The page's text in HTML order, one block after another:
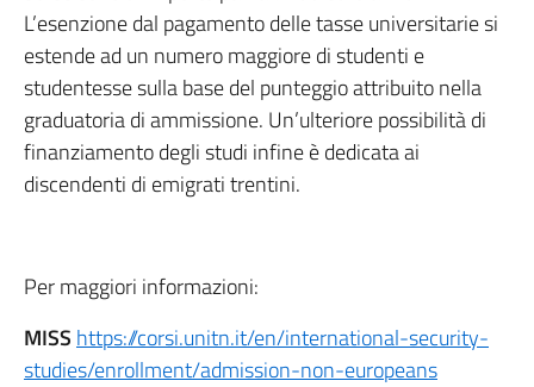
L’esenzione dal pagamento delle tasse universitarie si
estende ad un numero maggiore di studenti e
studentesse sulla base del punteggio attribuito nella
graduatoria di ammissione. Un’ulteriore possibilità di
finanziamento degli studi infine è dedicata ai
discendenti di emigrati trentini.
Per maggiori informazioni:
MISS https://corsi.unitn.it/en/international-security-
studies/enrollment/admission-non-europeans